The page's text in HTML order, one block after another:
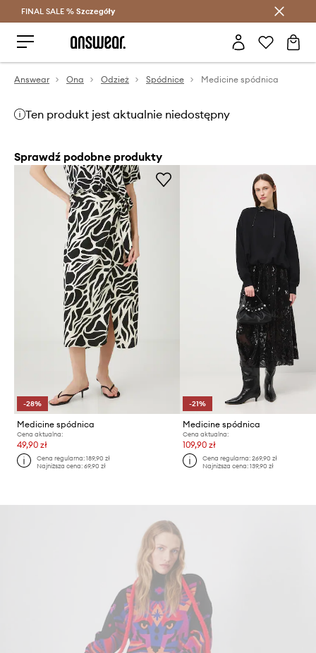
Oszczędzaj z Answear Club >
FINAL SALE % Szczegóły
Answear Ona Odzież Spódnice Medicine spódnica
Ten produkt jest aktualnie niedostępny
Sprawdź podobne produkty
-28%
Medicine spódnica
Cena aktualna:
49,90 zł
Cena regularna:189,90 zł
Najniższa cena:69,90 zł
-21%
Medicine spódnica
Cena aktualna:
109,90 zł
Cena regularna: 269,90 zł
Najniższa cena: 139,90 zł